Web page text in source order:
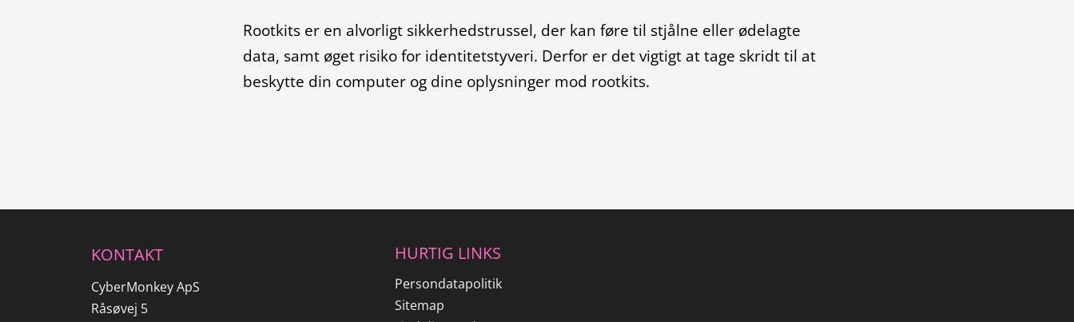
Rootkits er en alvorligt sikkerhedstrussel, der kan føre til stjålne eller ødelagte
data, samt øget risiko for identitetstyveri. Derfor er det vigtigt at tage skridt til at
beskytte din computer og dine oplysninger mod rootkits.
KONTAKT
CyberMonkey ApS
Råsøvej 5
HURTIG LINKS
Persondatapolitik
Sitemap